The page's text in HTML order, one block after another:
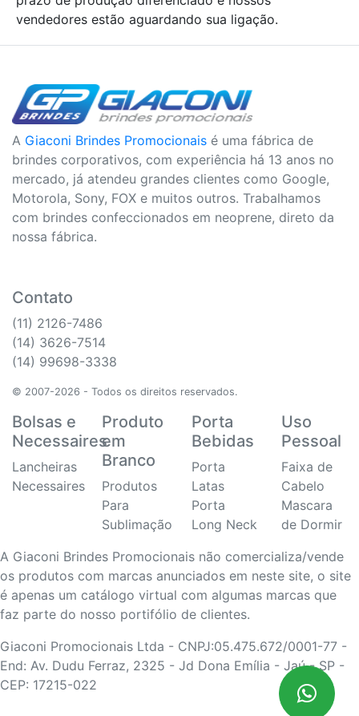
vendedores estão aguardando sua ligação.
A Giaconi Brindes Promocionais é uma fábrica de
brindes corporativos, com experiência há 13 anos no
mercado, já atendeu grandes clientes como Google,
Motorola, Sony, FOX e muitos outros. Trabalhamos
com brindes confeccionados em neoprene, direto da
nossa fábrica.
Contato
(11) 2126-7486
(14) 3626-7514
(14) 99698-3338
© 2007-2026 - Todos os direitos reservados.
Bolsas e
Necessaires
Lancheiras
Necessaires
Produto
em
Branco
Produtos
Para
Sublimação
Porta
Bebidas
Porta
Latas
Porta
Long Neck
Uso
Pessoal
Faixa de
Cabelo
Mascara
de Dormir
A Giaconi Brindes Promocionais não comercializa/vende
os produtos com marcas anunciados em neste site, o site
é apenas um catálogo virtual com algumas marcas que
faz parte do nosso portifólio de clientes.
Giaconi Promocionais Ltda - CNPJ:05.475.672/0001-77 -
End: Av. Dudu Ferraz, 2325 - Jd Dona Emília - Jaú - SP -
CEP: 17215-022